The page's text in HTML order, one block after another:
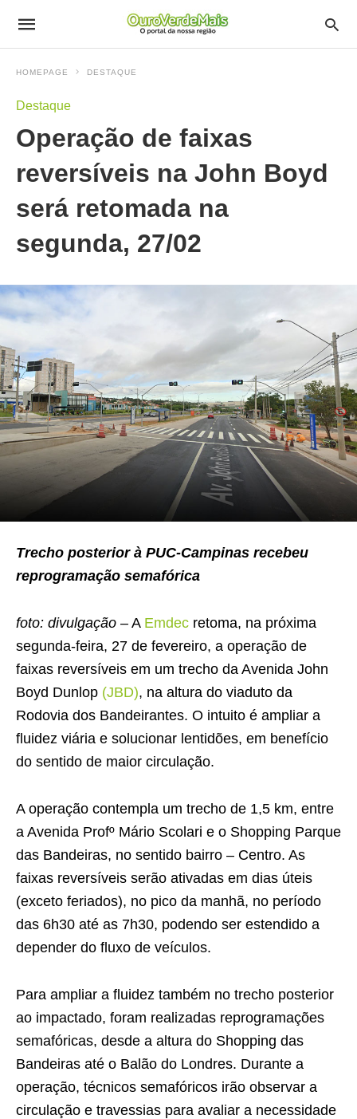
HOMEPAGE DESTAQUE
Destaque
Operação de faixas
reversíveis na John Boyd
será retomada na
segunda, 27/02
Trecho posterior à PUC-Campinas recebeu
reprogramação semafórica
foto: divulgação – A Emdec retoma, na próxima
segunda-feira, 27 de fevereiro, a operação de
faixas reversíveis em um trecho da Avenida John
Boyd Dunlop (JBD), na altura do viaduto da
Rodovia dos Bandeirantes. O intuito é ampliar a
fluidez viária e solucionar lentidões, em benefício
do sentido de maior circulação.
A operação contempla um trecho de 1,5 km, entre
a Avenida Profº Mário Scolari e o Shopping Parque
das Bandeiras, no sentido bairro – Centro. As
faixas reversíveis serão ativadas em dias úteis
(exceto feriados), no pico da manhã, no período
das 6h30 até as 7h30, podendo ser estendido a
depender do fluxo de veículos.
Para ampliar a fluidez também no trecho posterior
ao impactado, foram realizadas reprogramações
semafóricas, desde a altura do Shopping das
Bandeiras até o Balão do Londres. Durante a
operação, técnicos semafóricos irão observar a
circulação e travessias para avaliar a necessidade